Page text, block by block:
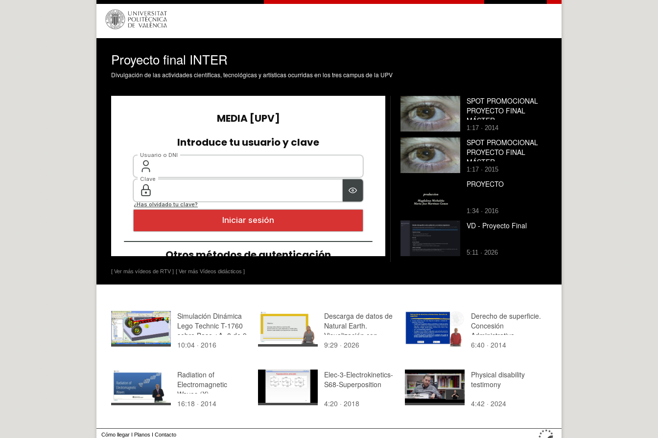
Proyecto final INTER
Divulgación de las actividades científicas, tecnológicas y artísticas ocurridas en los tres campus de la UPV
[ Ver más vídeos de RTV ] [ Ver más Vídeos didácticos ]
SPOT PROMOCIONAL
PROYECTO FINAL
MÁSTER
1:17 · 2014
SPOT PROMOCIONAL
PROYECTO FINAL
MÁSTER
1:17 · 2015
PROYECTO
1:34 · 2016
VD - Proyecto Final
5:11 · 2026
Simulación Dinámica
Lego Technic T-1760
sobre Base ¿A- 8 de 9
10:04 · 2016
Descarga de datos de
Natural Earth.
Visualización con
FME.
9:29 · 2026
Derecho de superficie.
Concesión
Administrativa.
Servidumbre
6:40 · 2014
Radiation of
Electromagnetic
Waves (X)
16:18 · 2014
Elec-3-Electrokinetics-
S68-Superposition
4:20 · 2018
Physical disability
testimony
4:42 · 2024
Cómo llegar I Planos I Contacto